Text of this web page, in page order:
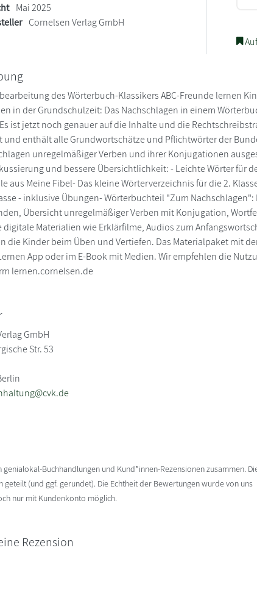
Mai 2025
Cornelsen Verlag GmbH
des Wörterbuch-Klassikers ABC-Freunde lernen
in der Grundschulzeit: Das Nachschlagen in einem
ist jetzt noch genauer auf die Inhalte und die
und enthält alle Grundwortschätze und Pflichtwörter der
unregelmäßiger Verben und ihrer Konjugationen
und bessere Übersichtlichkeit: - Leichte Wörter für
aus Meine Fibel- Das kleine Wörterverzeichnis für die 2.
- inklusive Übungen- Wörterbuchteil "Zum
Übersicht unregelmäßiger Verben mit Konjugation,
digitale Materialien wie Erklärfilme, Audios zum
die Kinder beim Üben und Vertiefen. Das Materialpaket mit
App oder im E-Book mit Medien. Wir empfehlen die
lernen.cornelsen.de
GmbH
Str. 53
Buchhandlungen und Kund*innen-Rezensionen zusammen.
(und ggf. gerundet). Die Echtheit der Bewertungen wurde von uns
nur mit Kundenkonto möglich.
Rezension